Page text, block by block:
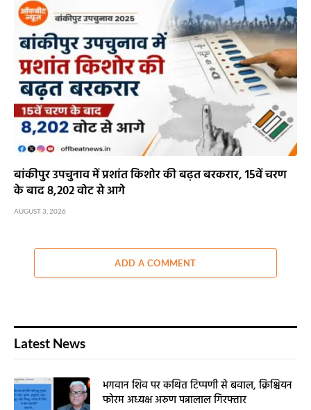
बांकीपुर उपचुनाव में प्रशांत किशोर की बढ़त बरकरार, 15वें चरण
के बाद 8,202 वोट से आगे
AUGUST 3, 2026
ADD A COMMENT
Latest News
भगवान शिव पर कथित टिप्पणी से बवाल, क्रिश्चियन
फोरम अध्यक्ष अरुण पन्नालाल गिरफ्तार